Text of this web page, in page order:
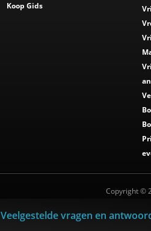
Koop Gids
Copyright ©
Veelgestelde vragen en